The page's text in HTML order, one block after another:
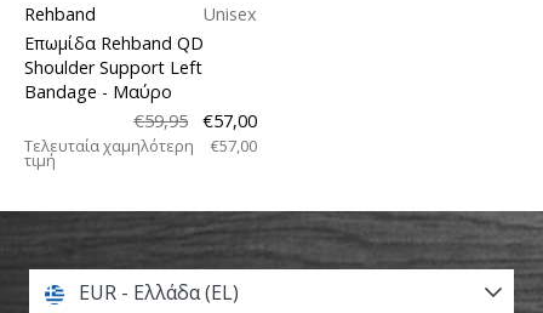
Rehband
Unisex
Επωμίδα Rehband QD
Shoulder Support Left
Bandage - Μαύρο
€59,95
€57,00
Τελευταία χαμηλότερη
τιμή
€57,00
EUR - Ελλάδα (EL)